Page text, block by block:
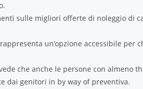
sulle migliori offerte di noleggio di
un’opzione accessibile
che anche le persone con almeno
dai genitori in by way of preventiva.